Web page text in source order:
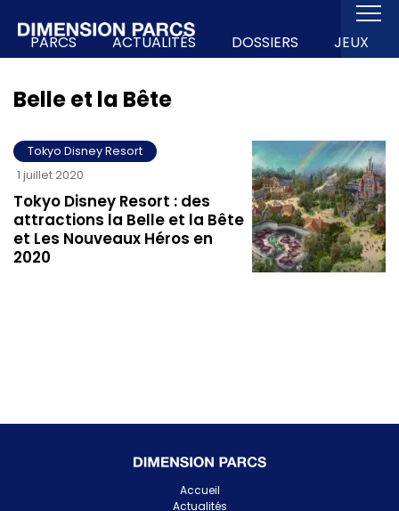
PARCS ACTUALITÉS DOSSIERS JEUX
Belle et la Bête
Tokyo Disney Resort
1 juillet 2020
Tokyo Disney Resort : des
attractions la Belle et la Bête
et Les Nouveaux Héros en
2020
Accueil
Actualités